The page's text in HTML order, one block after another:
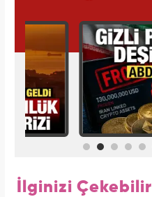
İlginizi Çekebilir